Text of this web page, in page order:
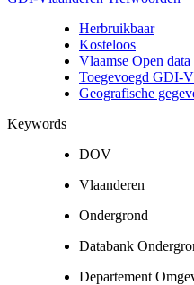
Herbruikbaar
Kosteloos
Vlaamse Open data
Toegevoegd GDI-
Geografische
Keywords
DOV
Vlaanderen
Ondergrond
Databank
Departement